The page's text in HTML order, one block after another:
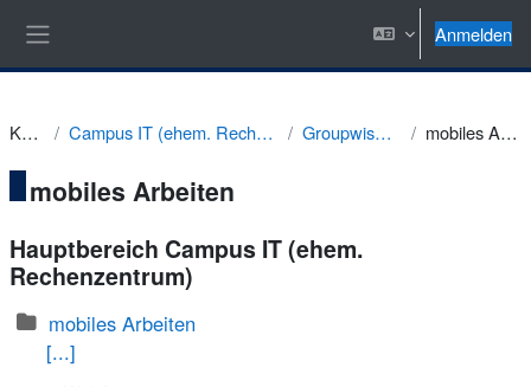
Anmelden
Kurse Campus IT (ehem. Rechenzentrum) Groupwise Kurse mobiles Arbeiten
mobiles Arbeiten
Hauptbereich Campus IT (ehem.
Rechenzentrum)
mobiles Arbeiten
[...]